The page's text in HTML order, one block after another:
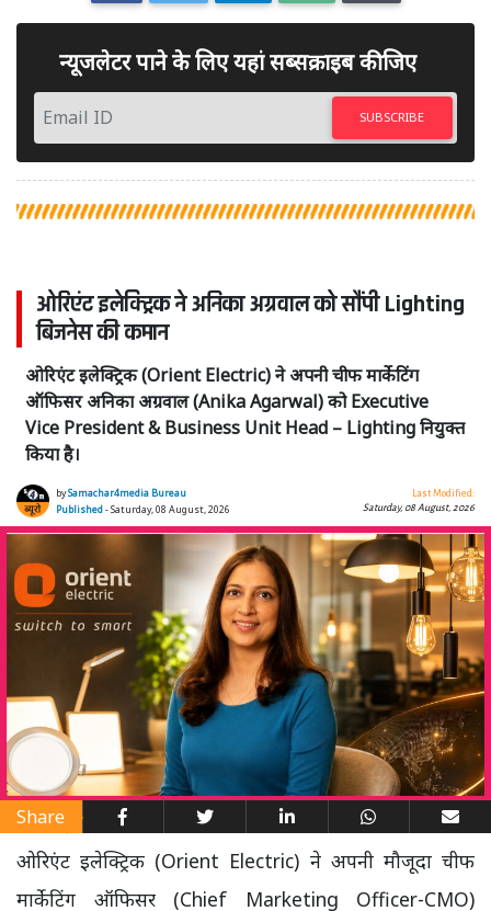
न्यूजलेटर पाने के लिए यहां सब्सक्राइब कीजिए
SUBSCRIBE
ओरिएंट इलेक्ट्रिक ने अनिका अग्रवाल को सौंपी Lighting
बिजनेस की कमान
ओरिएंट इलेक्ट्रिक (Orient Electric) ने अपनी चीफ मार्केटिंग
ऑफिसर अनिका अग्रवाल (Anika Agarwal) को Executive
Vice President & Business Unit Head – Lighting नियुक्त
किया है।
bySamachar4media Bureau
Published- Saturday, 08 August, 2026
Last Modified:
Saturday, 08 August, 2026
Share
ओरिएंट इलेक्ट्रिक (Orient Electric) ने अपनी मौजूदा चीफ
मार्केटिंग ऑफिसर (Chief Marketing Officer-CMO)